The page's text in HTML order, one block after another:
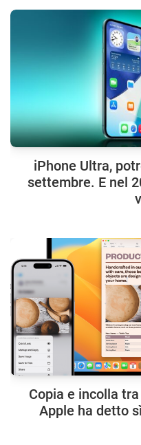
iPhone Ultra,
settembre. E nel
Copia e incolla
Apple ha detto